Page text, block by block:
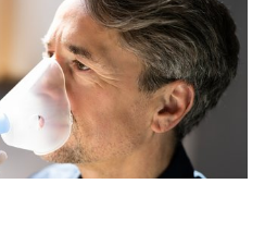
lepotah jeseni.